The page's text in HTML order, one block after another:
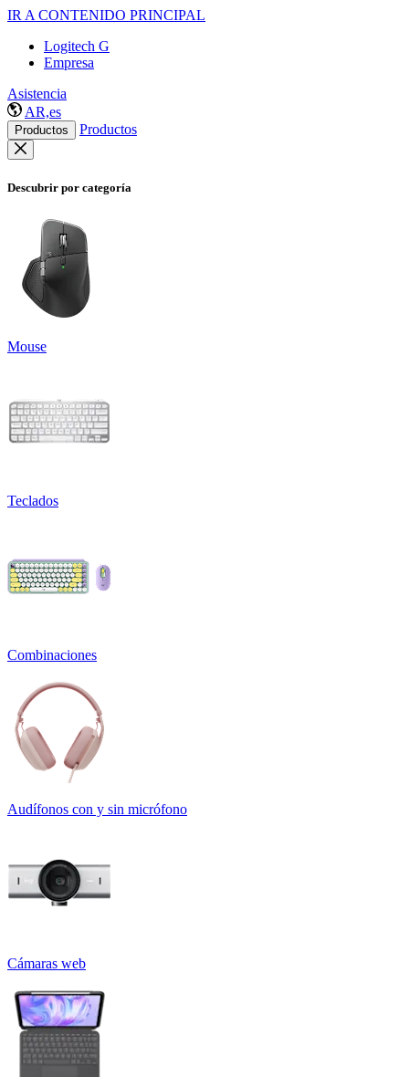
IR A CONTENIDO PRINCIPAL
Logitech G
Empresa
Asistencia
AR,es
Productos Productos
Descubrir por categoría
Mouse
Teclados
Combinaciones
Audífonos con y sin micrófono
Cámaras web